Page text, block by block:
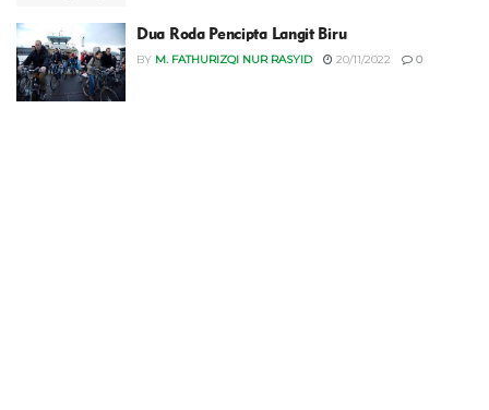
Dua Roda Pencipta Langit Biru
BY M. FATHURIZQI NUR RASYID 20/11/2022 0